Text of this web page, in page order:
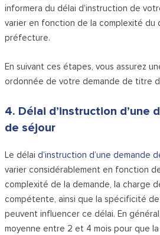
informera du délai d’instruction de
varier en fonction de la complexité du
préfecture.
En suivant ces étapes, vous assurez
ordonnée de votre demande de titre
4. Délai d’instruction d’une
de séjour
Le délai d’instruction d’une demande
varier considérablement en fonction
complexité de la demande, la charge
compétente, ainsi que la spécificité
peuvent influencer ce délai. En
moyenne entre 2 et 4 mois pour que